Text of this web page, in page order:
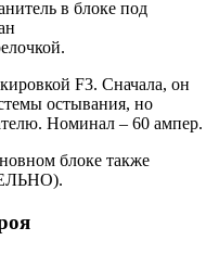
F3. Сначала, он
остывания, но
Номинал – 60 ампер.
блоке также